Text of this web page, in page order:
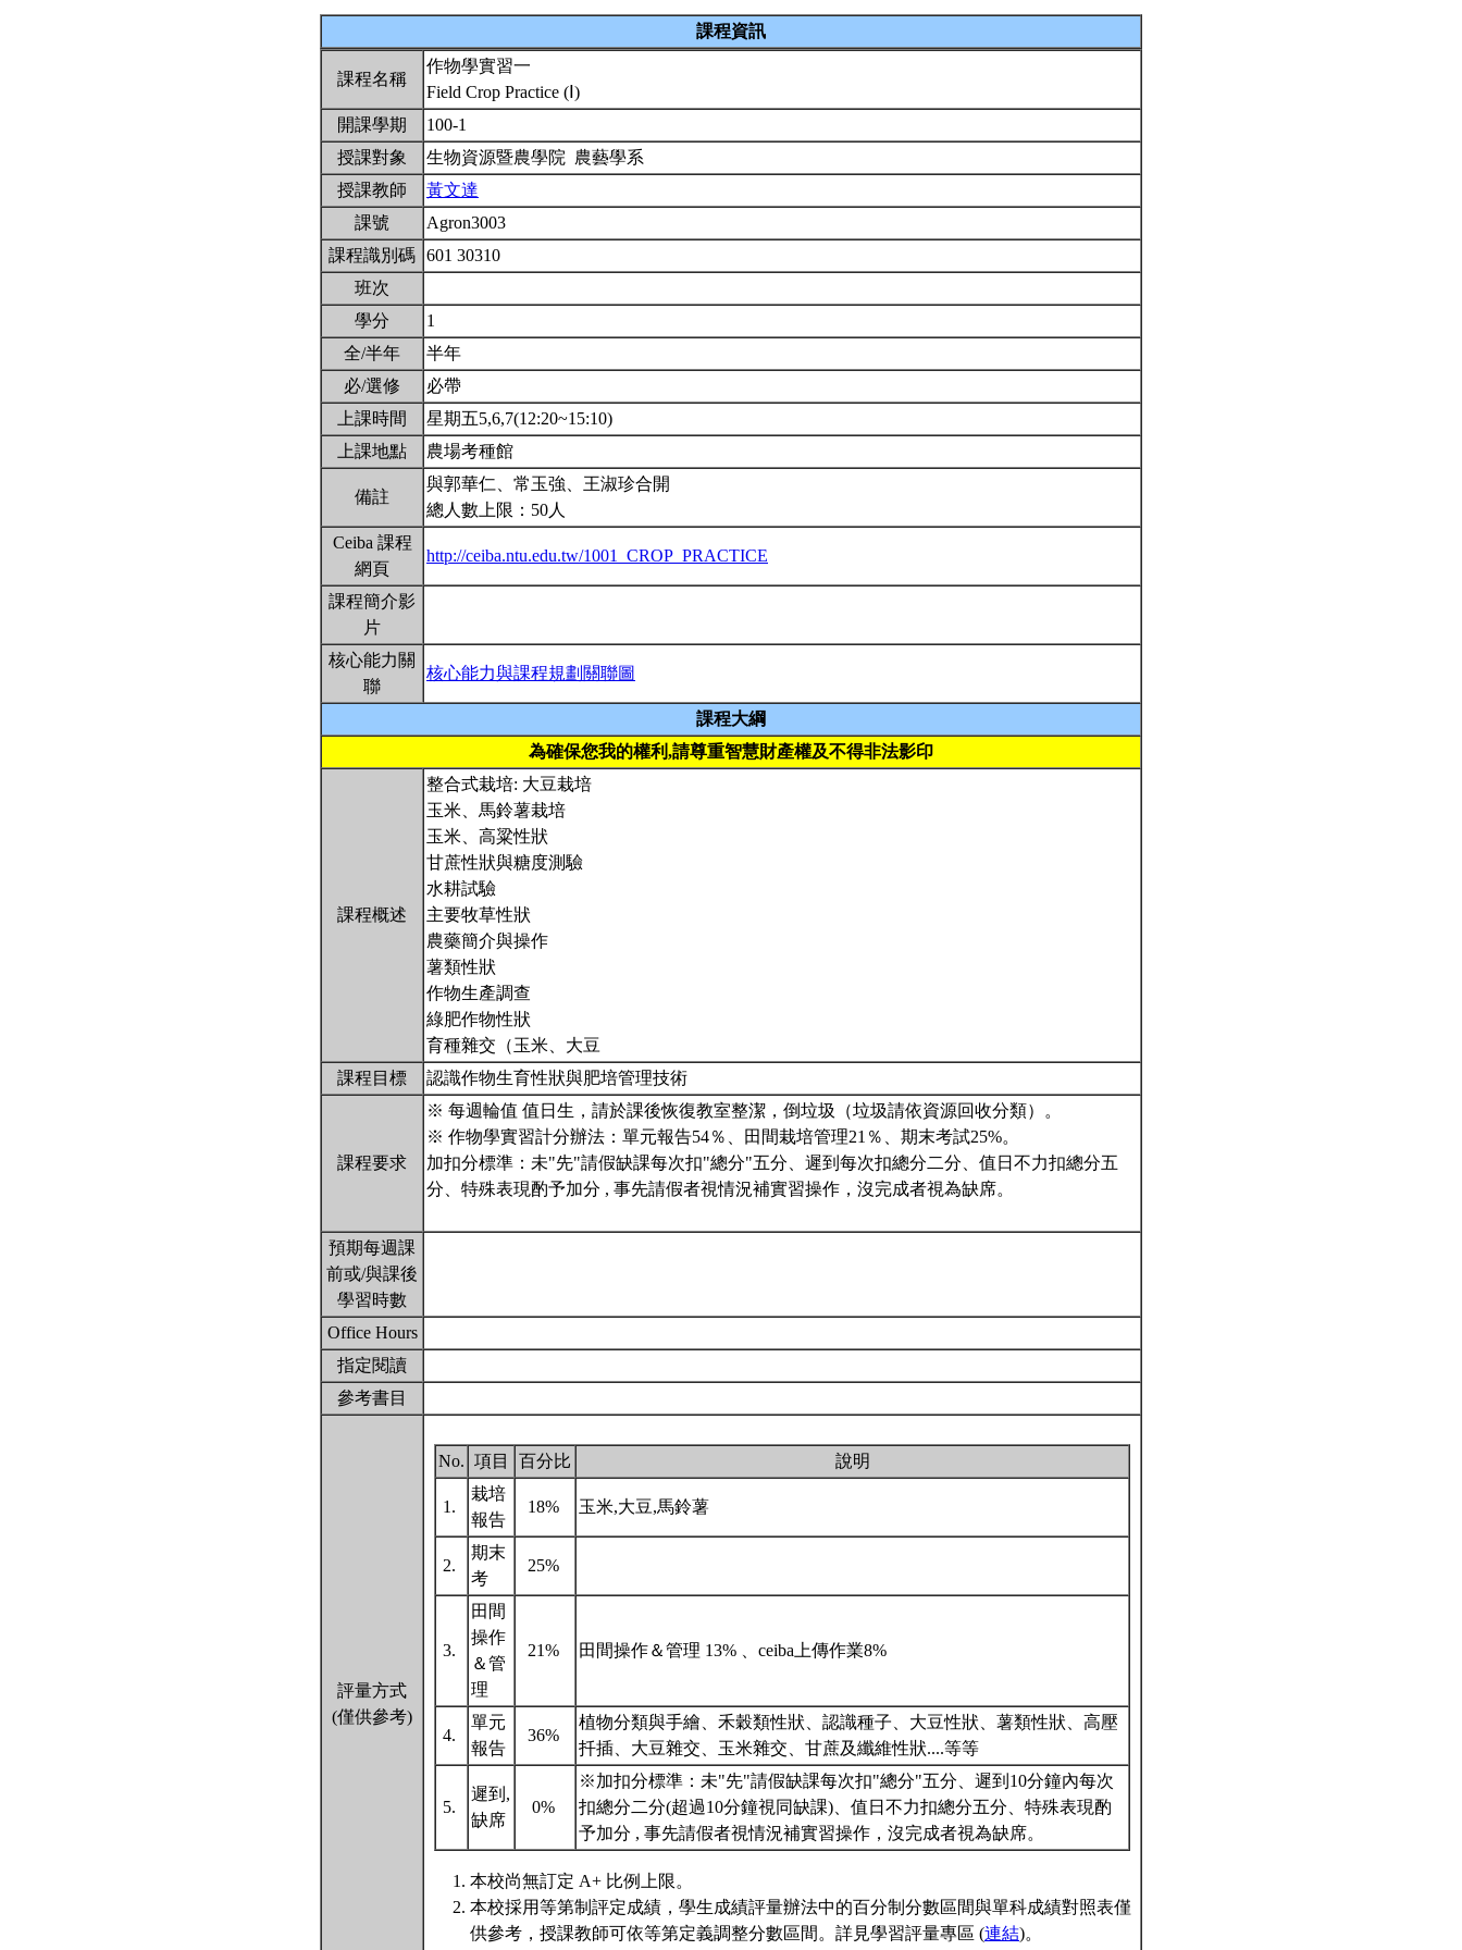
課程資訊
課程名稱
作物學實習一
Field Crop Practice (Ⅰ)
開課學期
100-1
授課對象
生物資源暨農學院 農藝學系
授課教師
黃文達
課號
Agron3003
課程識別碼 601 30310
班次
學分
1
全/半年
半年
必/選修
必帶
上課時間
星期五5,6,7(12:20~15:10)
上課地點
農場考種館
備註
與郭華仁、常玉強、王淑珍合開
總人數上限：50人
Ceiba 課程
網頁
http://ceiba.ntu.edu.tw/1001_CROP_PRACTICE
課程簡介影
片
核心能力關
聯
核心能力與課程規劃關聯圖
課程大綱
為確保您我的權利,請尊重智慧財產權及不得非法影印
課程概述
整合式栽培: 大豆栽培
玉米、馬鈴薯栽培
玉米、高粱性狀
甘蔗性狀與糖度測驗
水耕試驗
主要牧草性狀
農藥簡介與操作
薯類性狀
作物生產調查
綠肥作物性狀
育種雜交（玉米、大豆
課程目標
認識作物生育性狀與肥培管理技術
課程要求
※ 每週輪值 值日生，請於課後恢復教室整潔，倒垃圾（垃圾請依資源回收分類）。
※ 作物學實習計分辦法：單元報告54％、田間栽培管理21％、期末考試25%。
加扣分標準：未"先"請假缺課每次扣"總分"五分、遲到每次扣總分二分、值日不力扣總分五
分、特殊表現酌予加分 , 事先請假者視情況補實習操作，沒完成者視為缺席。
預期每週課
前或/與課後
學習時數
Office Hours
指定閱讀
參考書目
評量方式
(僅供參考)
No. 項目 百分比 說明
1.
栽培
報告
18% 玉米,大豆,馬鈴薯
2.
期末
考
25%
3.
田間
操作
＆管
理
21% 田間操作＆管理 13% 、ceiba上傳作業8%
4.
單元
報告
36%
植物分類與手繪、禾穀類性狀、認識種子、大豆性狀、薯類性狀、高壓
扦插、大豆雜交、玉米雜交、甘蔗及纖維性狀....等等
5.
遲到,
缺席
0%
※加扣分標準：未"先"請假缺課每次扣"總分"五分、遲到10分鐘內每次
扣總分二分(超過10分鐘視同缺課)、值日不力扣總分五分、特殊表現酌
予加分 , 事先請假者視情況補實習操作，沒完成者視為缺席。
本校尚無訂定 A+ 比例上限。
本校採用等第制評定成績，學生成績評量辦法中的百分制分數區間與單科成績對照表僅
供參考，授課教師可依等第定義調整分數區間。詳見學習評量專區 (連結)。